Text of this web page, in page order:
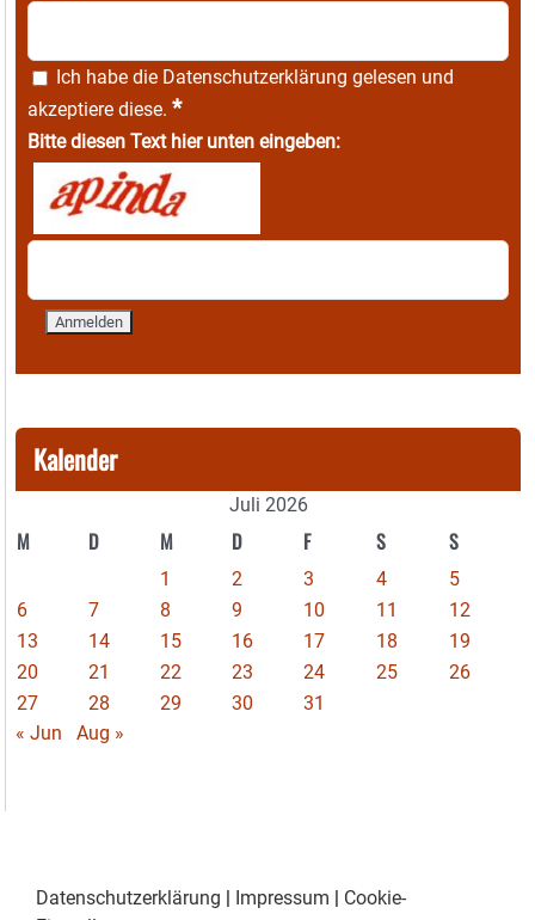
Ich habe die Datenschutzerklärung gelesen und
akzeptiere diese. *
Bitte diesen Text hier unten eingeben:
Kalender
Juli 2026
M D M D F S S
1 2 3 4
5
6
7 8 9 10 11
12
13
14 15 16 17 18
19
20
21 22 23 24 25
26
27
28 29 30
31
« Jun
Aug »
Datenschutzerklärung | Impressum | Cookie-